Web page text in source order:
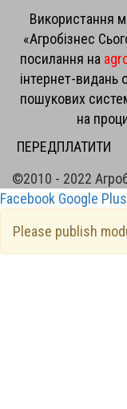
Використання
«Агробізнес
посилання на
інтернет-видань
пошукових
на
ПЕРЕДПЛАТИТИ
©2010 - 2022
Facebook Google Plus
Please publish